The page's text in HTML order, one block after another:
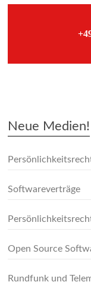
Neue Medien!
Softwareverträge
Open Source
Rundfunk und